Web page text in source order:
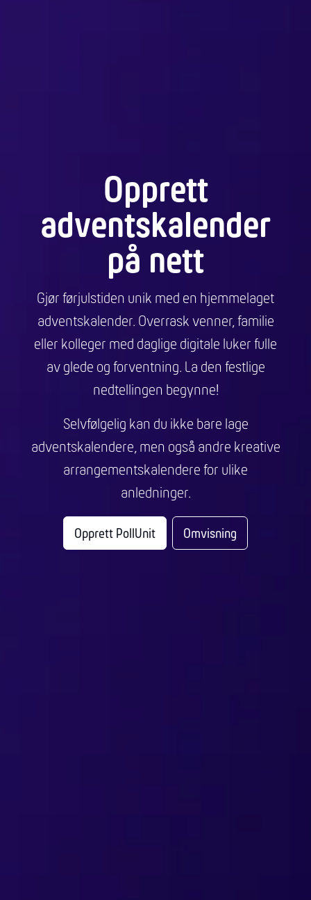
Opprett
adventskalender
på nett
Gjør førjulstiden unik med en hjemmelaget
adventskalender. Overrask venner, familie
eller kolleger med daglige digitale luker fulle
av glede og forventning. La den festlige
nedtellingen begynne!
Selvfølgelig kan du ikke bare lage
adventskalendere, men også andre kreative
arrangementskalendere for ulike
anledninger.
Opprett PollUnit Omvisning